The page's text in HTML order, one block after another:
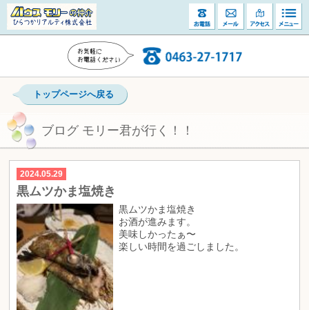
トップページへ戻る
ブログ モリー君が行く！！
2024.05.29
黒ムツかま塩焼き
黒ムツかま塩焼き
お酒が進みます。
美味しかったぁ〜
楽しい時間を過ごしました。